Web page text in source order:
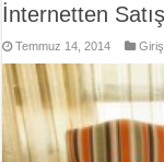
İnternetten
Temmuz 14, 2014